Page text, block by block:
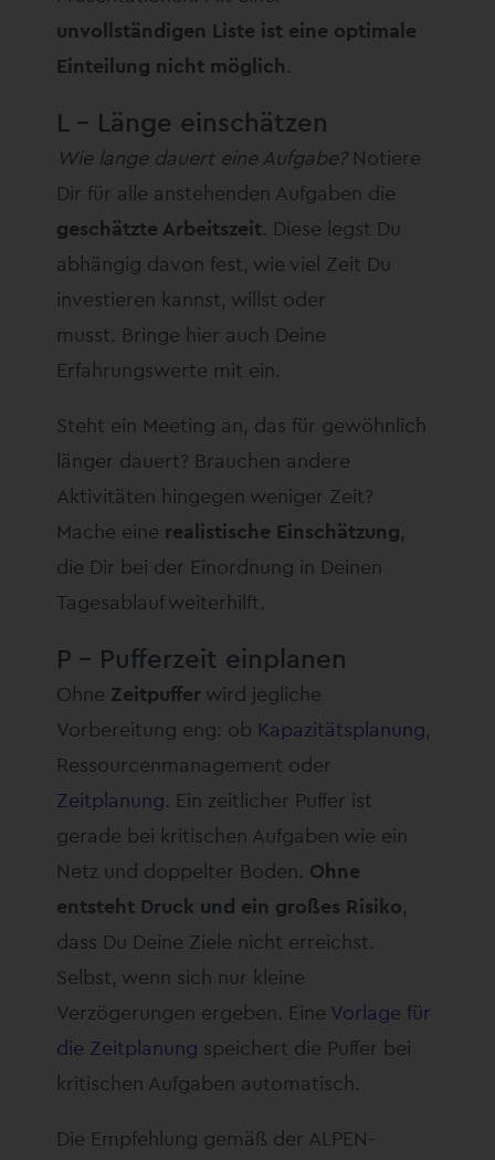
unvollständigen Liste ist eine optimale
Einteilung nicht möglich.
L – Länge einschätzen
Wie lange dauert eine Aufgabe?Notiere
Dir für alle anstehenden Aufgaben die
geschätzte Arbeitszeit. Diese legst Du
abhängig davon fest, wie viel Zeit Du
investieren kannst, willst oder
musst. Bringe hier auch Deine
Erfahrungswerte mit ein.
Steht ein Meeting an, das für gewöhnlich
länger dauert? Brauchen andere
Aktivitäten hingegen weniger Zeit?
Mache eine realistische Einschätzung,
die Dir bei der Einordnung in Deinen
Tagesablauf weiterhilft.
P – Pufferzeit einplanen
Ohne Zeitpuffer wird jegliche
Vorbereitung eng: ob Kapazitätsplanung,
Ressourcenmanagement oder
Zeitplanung. Ein zeitlicher Puffer ist
gerade bei kritischen Aufgaben wie ein
Netz und doppelter Boden. Ohne
entsteht Druck und ein großes Risiko,
dass Du Deine Ziele nicht erreichst.
Selbst, wenn sich nur kleine
Verzögerungen ergeben. Eine Vorlage für
die Zeitplanung speichert die Puffer bei
kritischen Aufgaben automatisch.
Die Empfehlung gemäß der ALPEN-